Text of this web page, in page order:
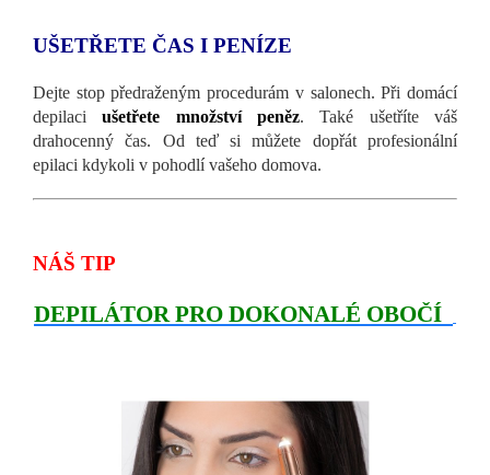
UŠETŘETE ČAS I PENÍZE
Dejte stop předraženým procedurám v salonech. Při domácí
depilaciušetřete množství peněz. Také ušetříte váš
drahocenný čas. Od teď si můžete dopřát profesionální
epilaci kdykoli v pohodlí vašeho domova.
NÁŠ TIP
DEPILÁTOR PRO DOKONALÉ OBOČÍ